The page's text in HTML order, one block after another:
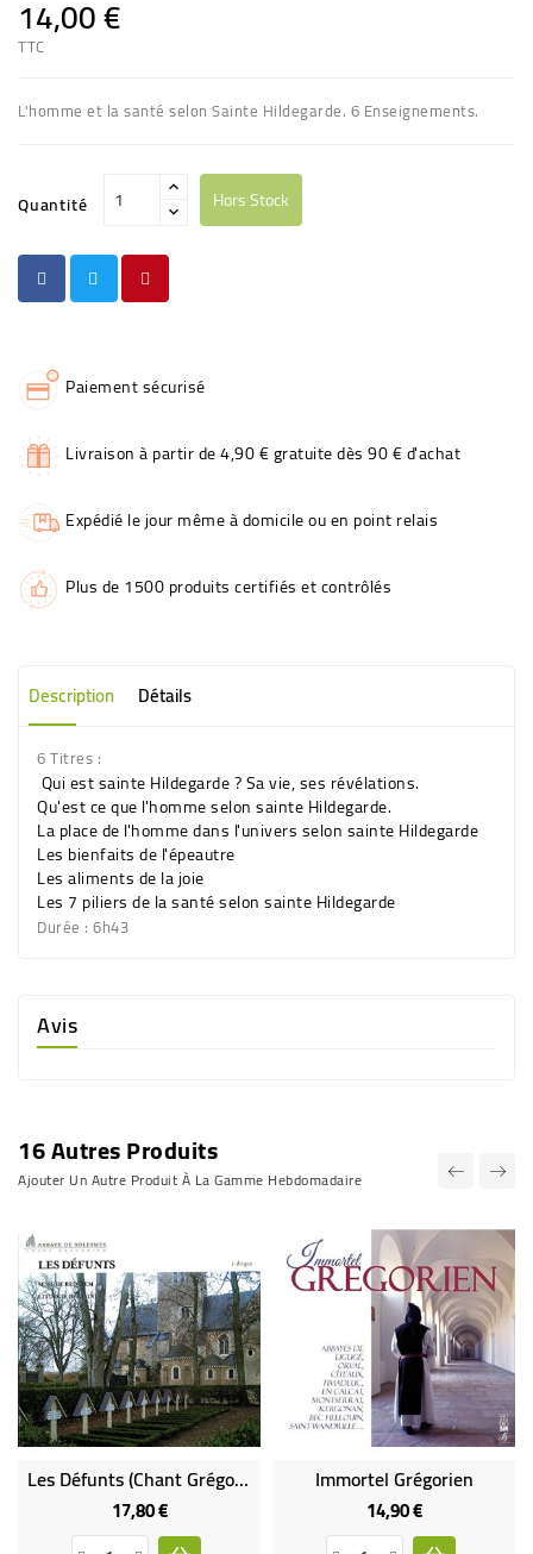
14,00 €
TTC
L'homme et la santé selon Sainte Hildegarde. 6 Enseignements.
Quantité Hors Stock
Paiement sécurisé
Livraison à partir de 4,90 € gratuite dès 90 € d'achat
Expédié le jour même à domicile ou en point relais
Plus de 1500 produits certifiés et contrôlés
Description Détails
6 Titres :
Qui est sainte Hildegarde ? Sa vie, ses révélations.
Qu'est ce que l'homme selon sainte Hildegarde.
La place de l'homme dans l'univers selon sainte Hildegarde
Les bienfaits de l'épeautre
Les aliments de la joie
Les 7 piliers de la santé selon sainte Hildegarde
Durée : 6h43
Avis
16 Autres Produits
Ajouter Un Autre Produit À La Gamme Hebdomadaire
Les Défunts (Chant Grégorien)
17,80 €Prix
Immortel Grégorien
14,90 €Prix